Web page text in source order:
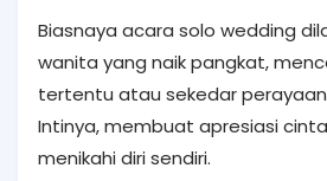
Biasnaya acara solo wedding
wanita yang naik pangkat,
tertentu atau sekedar
Intinya, membuat apresiasi
menikahi diri sendiri.